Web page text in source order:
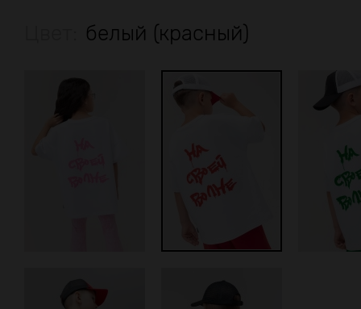
белый (красный)